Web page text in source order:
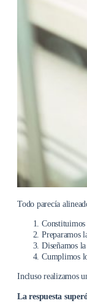
Todo parecía
Constituimos
Preparamos
Diseñamos
Cumplimos
Incluso realizamos
La respuesta